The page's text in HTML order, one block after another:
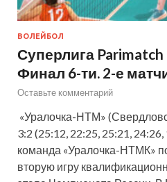
ВОЛЕЙБОЛ
Суперлига
Финал 6-ти. 2-е
Оставьте комментарий
«Уралочка-НТМ»
3:2 (25:12, 22:25, 25:21,
команда «Уралочка-НТМК»
вторую игру